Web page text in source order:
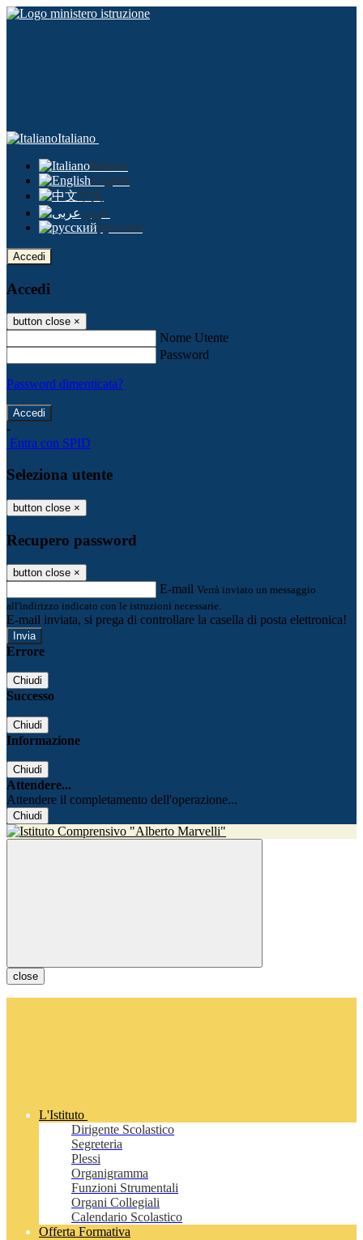
Italiano
Italiano
English
中文
عربى
русский
Accedi
Accedi
button close ×
Nome Utente
Password
Password dimenticata?
-
Entra con SPID
Seleziona utente
button close ×
Recupero password
button close ×
E-mail Verrà inviato un messaggio
all'indirizzo indicato con le istruzioni necessarie.
E-mail inviata, si prega di controllare la casella di posta elettronica!
Errore
Chiudi
Successo
Chiudi
Informazione
Chiudi
Attendere...
Attendere il completamento dell'operazione...
Chiudi
close
L'Istituto
Dirigente Scolastico
Segreteria
Plessi
Organigramma
Funzioni Strumentali
Organi Collegiali
Calendario Scolastico
Offerta Formativa